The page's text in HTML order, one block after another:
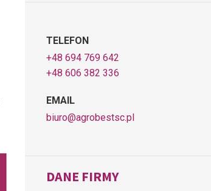
TELEFON
+48 694 769 642
+48 606 382 336
EMAIL
biuro@agrobestsc.pl
DANE FIRMY